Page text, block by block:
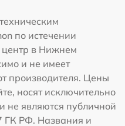
по истечении
в Нижнем
и не имеет
производителя. Цены
носят исключительно
не являются публичной
ГК РФ. Названия и